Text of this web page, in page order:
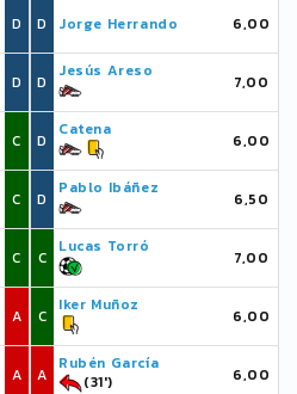
D
D
C
C
C
A
A
D Jorge Herrando 6,00
D
Jesús Areso
7,00
D
Catena
6,00
D
Pablo Ibáñez
6,50
C
Lucas Torró
7,00
C
Iker Muñoz
6,00
A
Rubén García
(31')
6,00